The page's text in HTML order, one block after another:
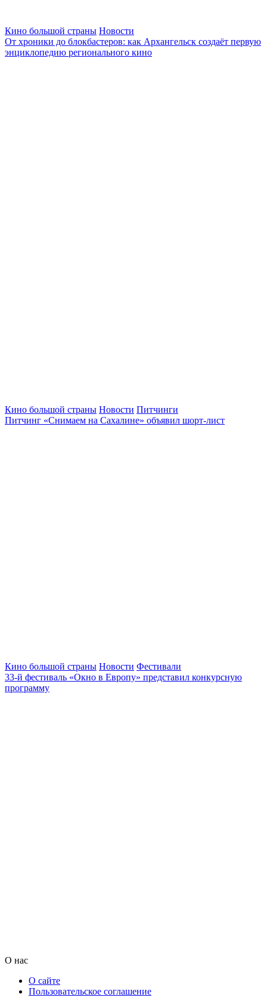
Кино большой страны Новости
От хроники до блокбастеров: как Архангельск создаёт первую
энциклопедию регионального кино
Кино большой страны Новости Питчинги
Питчинг «Снимаем на Сахалине» объявил шорт-лист
Кино большой страны Новости Фестивали
33-й фестиваль «Окно в Европу» представил конкурсную
программу
О нас
О сайте
Пользовательское соглашение